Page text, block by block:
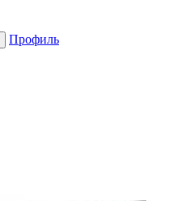
Профиль